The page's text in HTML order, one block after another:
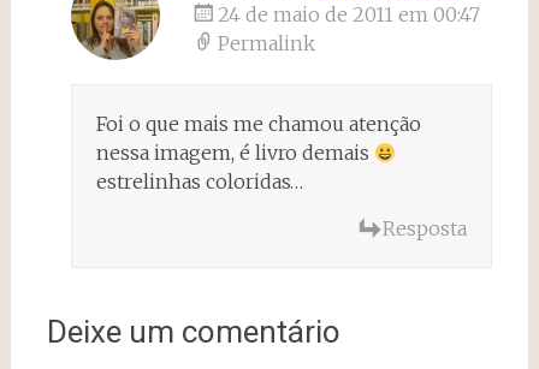
24 de maio de 2011 em 00:47
Permalink
Foi o que mais me chamou atenção
nessa imagem, é livro demais
estrelinhas coloridas…
Resposta
Deixe um comentário